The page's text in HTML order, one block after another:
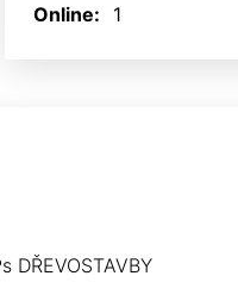
Online: 1
DŘEVOSTAVBY